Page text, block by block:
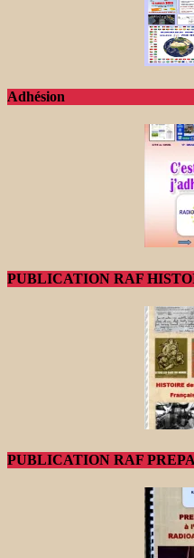
Adhésion
PUBLICATION RAF
PUBLICATION RAF